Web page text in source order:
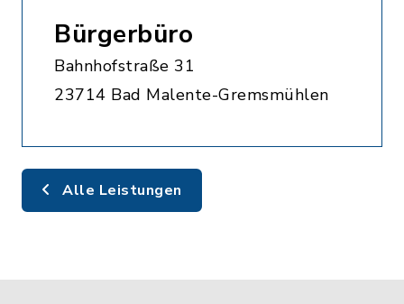
Bürgerbüro
Bahnhofstraße 31
23714 Bad Malente-Gremsmühlen
Alle Leistungen